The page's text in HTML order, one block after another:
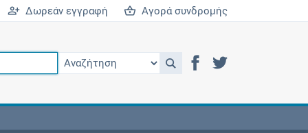
Δωρεάν εγγραφή Αγορά συνδρομής